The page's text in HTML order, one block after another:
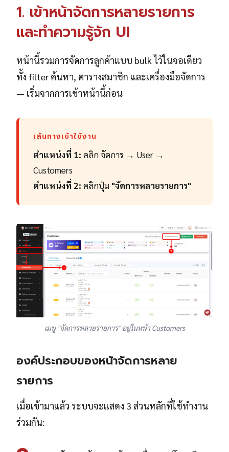
1. เข้าหน้าจัดการหลายรายการ
และทำความรู้จัก UI
หน้านี้รวมการจัดการลูกค้าแบบ bulk ไว้ในจอเดียว
ทั้ง filter ค้นหา, ตารางสมาชิก และเครื่องมือจัดการ
— เริ่มจากการเข้าหน้านี้ก่อน
เส้นทางเข้าใช้งาน
ตำแหน่งที่ 1: คลิก จัดการ → User →
Customers
ตำแหน่งที่ 2: คลิกปุ่ม "จัดการหลายรายการ"
เมนู "จัดการหลายรายการ" อยู่ในหน้า Customers
องค์ประกอบของหน้าจัดการหลาย
รายการ
เมื่อเข้ามาแล้ว ระบบจะแสดง 3 ส่วนหลักที่ใช้ทำงาน
ร่วมกัน: